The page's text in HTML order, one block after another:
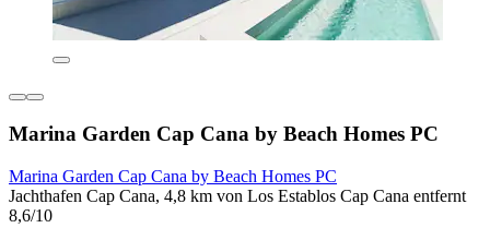
Marina Garden Cap Cana by Beach Homes PC
Marina Garden Cap Cana by Beach Homes PC
Jachthafen Cap Cana, 4,8 km von Los Establos Cap Cana entfernt
8,6/10